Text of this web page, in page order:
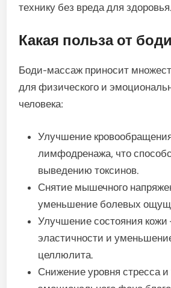
технику без вреда для здоровья.
Какая польза от
Боди-массаж приносит
для физического и
человека:
Улучшение
лимфодренажа, что
выведению токсинов.
Снятие мышечного
уменьшение болевых
Улучшение состояния
эластичности и
целлюлита.
Снижение уровня стресса